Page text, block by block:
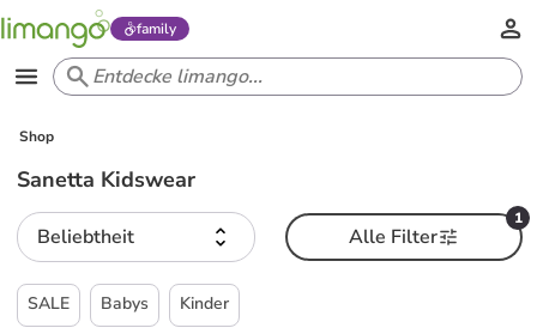
family
Shop
Sanetta Kidswear
Beliebtheit
1
Alle Filter
SALE Babys Kinder